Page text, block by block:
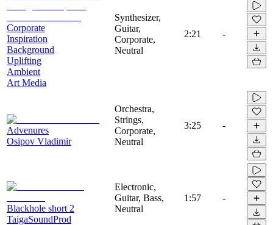
Corporate
Inspiration
Background
Uplifting
Ambient
Art Media
Synthesizer,
Guitar,
Corporate,
Neutral
2:21 -
Advenures
Osipov Vladimir
Orchestra,
Strings,
Corporate,
Neutral
3:25 -
Blackhole short 2
TaigaSoundProd
Electronic,
Guitar, Bass,
Neutral
1:57 -